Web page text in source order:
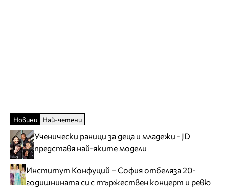
Новини Най-четени
Ученически раници за деца и младежи - JD
представя най-яките модели
Институт Конфуций – София отбеляза 20-
годишнината си с тържествен концерт и ревю